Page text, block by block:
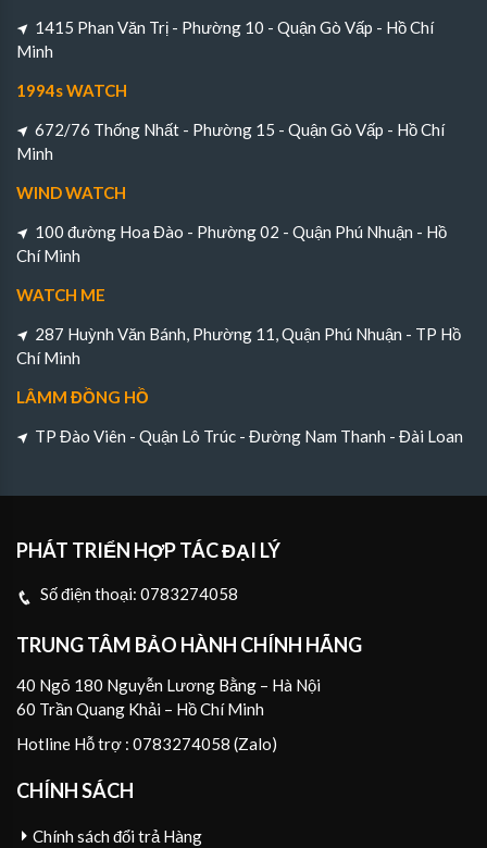
1415 Phan Văn Trị - Phường 10 - Quận Gò Vấp - Hồ Chí
Minh
1994s WATCH
672/76 Thống Nhất - Phường 15 - Quận Gò Vấp - Hồ Chí
Minh
WIND WATCH
100 đường Hoa Đào - Phường 02 - Quận Phú Nhuận - Hồ
Chí Minh
WATCH ME
287 Huỳnh Văn Bánh, Phường 11, Quận Phú Nhuận - TP Hồ
Chí Minh
LÂMM ĐỒNG HỒ
TP Đào Viên - Quận Lô Trúc - Đường Nam Thanh - Đài Loan
PHÁT TRIỂN HỢP TÁC ĐẠI LÝ
Số điện thoại: 0783274058
TRUNG TÂM BẢO HÀNH CHÍNH HÃNG
40 Ngõ 180 Nguyễn Lương Bằng – Hà Nội
60 Trần Quang Khải – Hồ Chí Minh
Hotline Hỗ trợ : 0783274058 (Zalo)
CHÍNH SÁCH
Chính sách đổi trả Hàng